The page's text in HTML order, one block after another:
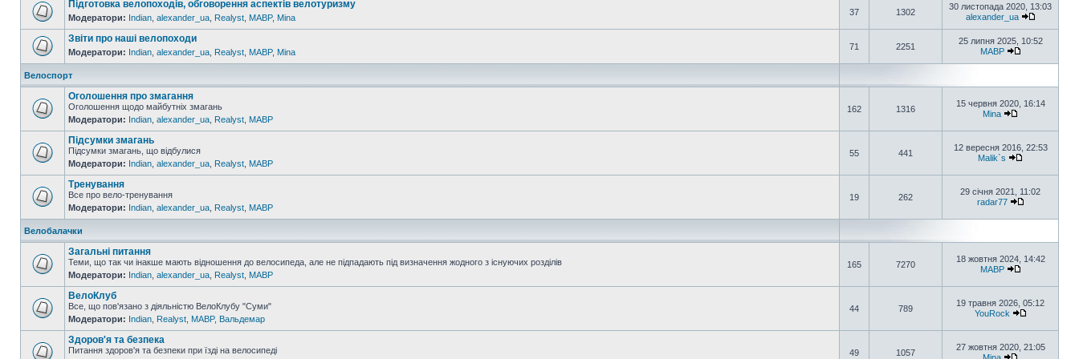
Підготовка велопоходів, обговорення аспектів велотуризму
Модератори: Indian alexander_ua Realyst MABP, Mina
37 1302
30 листопада 2020, 13:03
alexander_ua
Звіти про наші велопоходи
Модератори: Indian alexander_ua Realyst MABP, Mina
71 2251
25 липня 2025, 10:52
MABP
Велоспорт
Оголошення про змагання
Оголошення щодо майбутніх змагань
Модератори: Indian alexander_ua Realyst MABP
162 1316
15 червня 2020, 16:14
Mina
Підсумки змагань
Підсумки змагань, що відбулися
Модератори: Indian alexander_ua Realyst MABP
55 441
12 вересня 2016, 22:53
Malik`s
Тренування
Все про вело-тренування
Модератори: Indian alexander_ua Realyst MABP
19 262
29 січня 2021, 11:02
radar77
Велобалачки
Загальні питання
Теми, що так чи інакше мають відношення до велосипеда, але не підпадають під визначення жодного з існуючих розділів
Модератори: Indian alexander_ua Realyst MABP
165 7270
18 жовтня 2024, 14:42
MABP
ВелоКлуб
Все, що пов'язано з діяльністю ВелоКлубу "Суми"
Модератори: Indian Realyst MABP, Вальдемар
44 789
19 травня 2026, 05:12
YouRock
Здоров'я та безпека
Питання здоров'я та безпеки при їзді на велосипеді
49 1057
27 жовтня 2020, 21:05